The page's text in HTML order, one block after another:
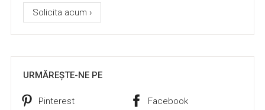
Solicita acum ›
URMĂREȘTE-NE PE
Pinterest Facebook